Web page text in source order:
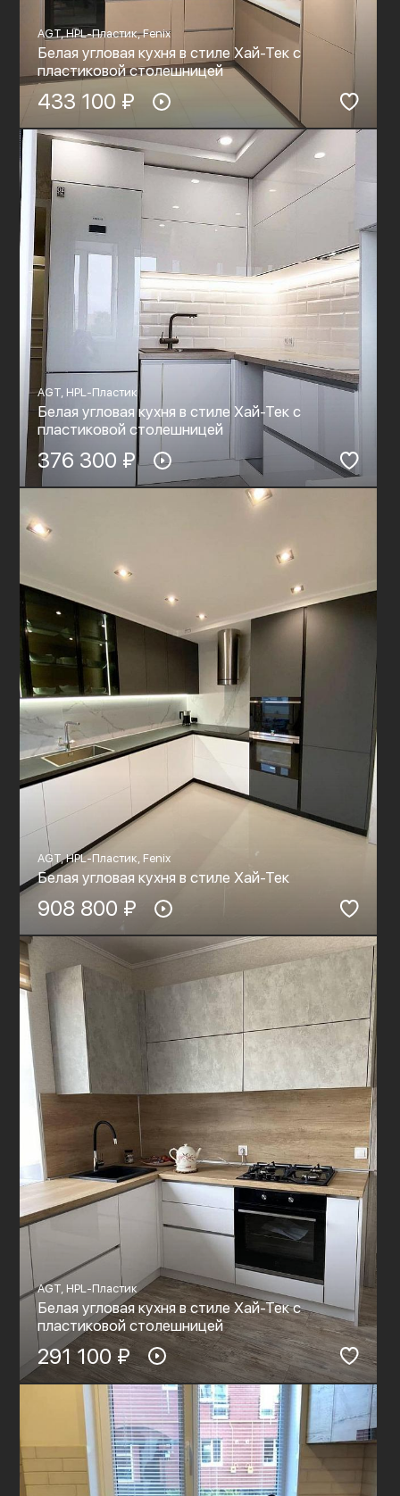
AGT, HPL-Пластик, Fenix
Белая угловая кухня в стиле Хай-Тек с
пластиковой столешницей
433 100 ₽
AGT, HPL-Пластик
Белая угловая кухня в стиле Хай-Тек с
пластиковой столешницей
376 300 ₽
AGT, HPL-Пластик, Fenix
Белая угловая кухня в стиле Хай-Тек
908 800 ₽
AGT, HPL-Пластик
Белая угловая кухня в стиле Хай-Тек с
пластиковой столешницей
291 100 ₽